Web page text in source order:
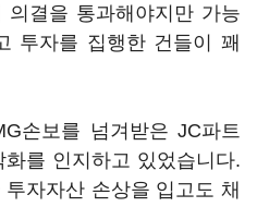
의결을 통과해야지만 가능
투자를 집행한 건들이 꽤
손보를 넘겨받은 JC파트
를 인지하고 있었습니다.
자자산 손상을 입고도 채